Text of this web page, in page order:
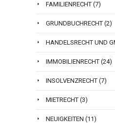
FAMILIENRECHT (7)
GRUNDBUCHRECHT (2)
HANDELSRECHT UND
IMMOBILIENRECHT (24)
INSOLVENZRECHT (7)
MIETRECHT (3)
NEUIGKEITEN (11)